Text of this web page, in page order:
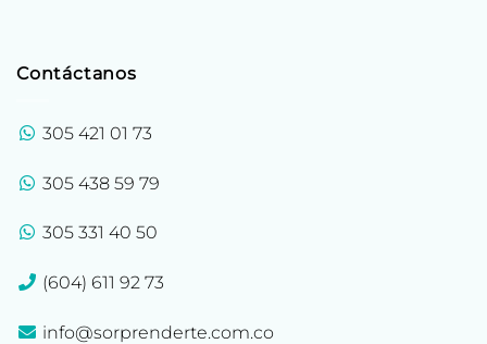
Contáctanos
305 421 01 73
305 438 59 79
305 331 40 50
(604) 611 92 73
info@sorprenderte.com.co